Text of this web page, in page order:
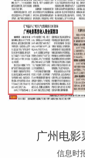
广州电影
信息时